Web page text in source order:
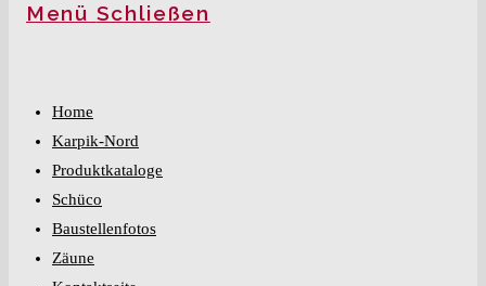
Menü Schließen
Home
Karpik-Nord
Produktkataloge
Schüco
Baustellenfotos
Zäune